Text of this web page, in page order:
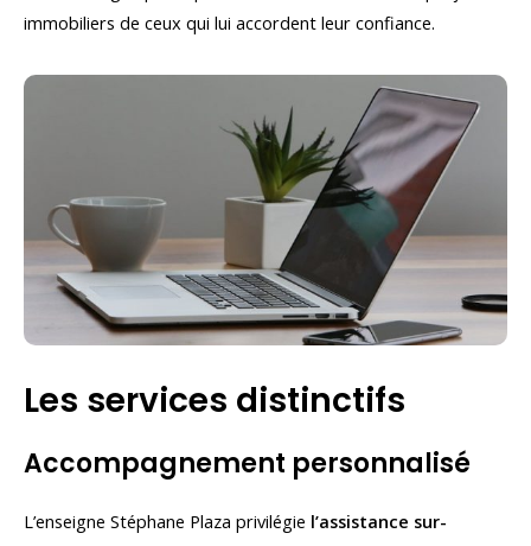
immobiliers de ceux qui lui accordent leur confiance.
Les services distinctifs
Accompagnement personnalisé
L’enseigne Stéphane Plaza privilégie l’assistance sur-